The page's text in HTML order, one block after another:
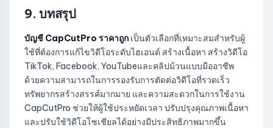
9. บทสรุป
บัญชี CapCutPro ราคาถูก เป็นตัวเลือกที่เหมาะสมสำหรับผู้
ใช้ที่ต้องการแก้ไขวิดีโอระดับไฮเอนด์ สร้างเนื้อหา สร้างวิดีโอ
TikTok, Facebook, YouTubeและคลิปม้วนแบบมืออาชีพ
ด้วยความสามารถในการรองรับการตัดต่อวิดีโอที่รวดเร็ว
ทรัพยากรสร้างสรรค์มากมาย และความสะดวกในการใช้งาน
CapCutPro ช่วยให้ผู้ใช้ประหยัดเวลา ปรับปรุงคุณภาพเนื้อหา
และปรับใช้วิดีโอโซเชียลได้อย่างมีประสิทธิภาพมากขึ้น